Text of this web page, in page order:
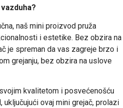
naš mini proizvod pruža
i estetike. Bez obzira na
je spreman da vas zagreje brzo i
grejanju, bez obzira na uslove
kvalitetom i posvećenošću
uključujući ovaj mini grejač, prolazi